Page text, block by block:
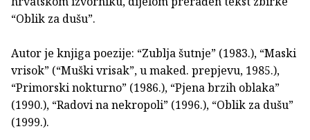
“Oblik za dušu”.
Autor je knjiga poezije: “Zublja šutnje” (1983.), “Maski
vrisok” (“Muški vrisak”, u maked. prepjevu, 1985.),
“Primorski nokturno” (1986.), “Pjena brzih oblaka”
(1990.), “Radovi na nekropoli” (1996.), “Oblik za dušu”
(1999.).